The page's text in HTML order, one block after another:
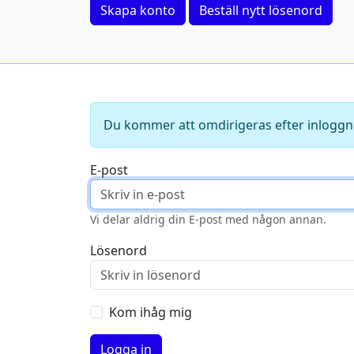
Skapa konto Beställ nytt lösenord
Du kommer att omdirigeras efter
E-post
Vi delar aldrig din E-post med någon annan.
Lösenord
Kom ihåg mig